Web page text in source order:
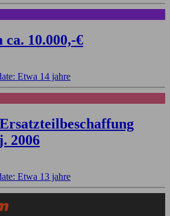
10.000,-€
Etwa 14 jahre
2006
Etwa 13 jahre